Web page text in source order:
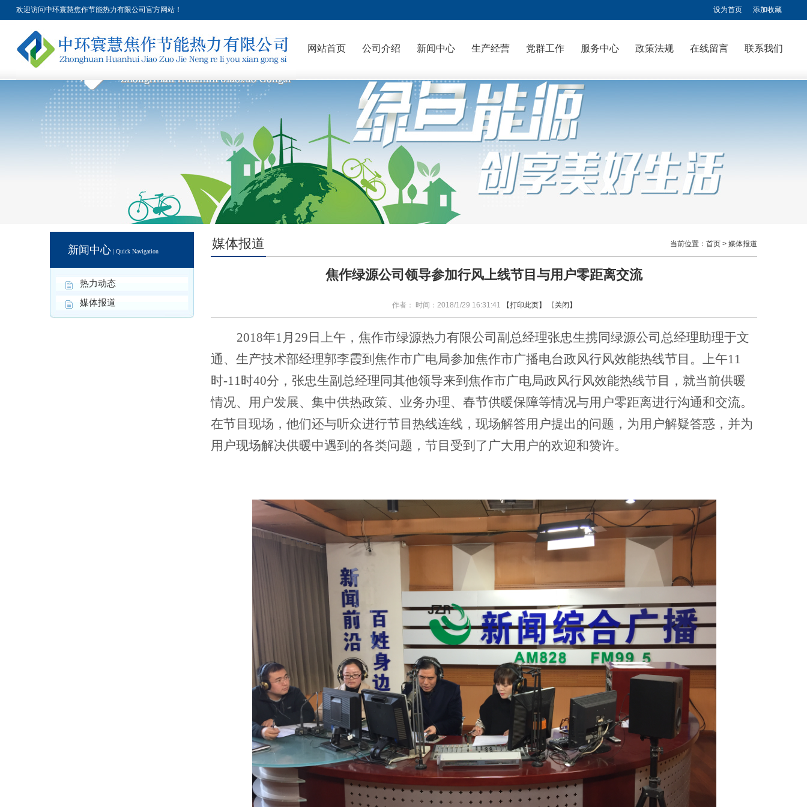
欢迎访问中环寰慧焦作节能热力有限公司官方网站！ 设为首页 添加收藏
网站首页 公司介绍 新闻中心 生产经营 党群工作 服务中心 政策法规 在线留言 联系我们
新闻中心 | Quick Navigation
热力动态
媒体报道
媒体报道 当前位置： 首页 > 媒体报道
焦作绿源公司领导参加行风上线节目与用户零距离交流
作者： 时间：2018/1/29 16:31:41 【打印此页】 【 关闭】
2018年1月29日上午，焦作市绿源热力有限公司副总经理张忠生携同绿源公司总经理助理于文
通、生产技术部经理郭李霞到焦作市广电局参加焦作市广播电台政风行风效能热线节目。上午11
时-11时40分，张忠生副总经理同其他领导来到焦作市广电局政风行风效能热线节目，就当前供暖
情况、用户发展、集中供热政策、业务办理、春节供暖保障等情况与用户零距离进行沟通和交流。
在节目现场，他们还与听众进行节目热线连线，现场解答用户提出的问题，为用户解疑答惑，并为
用户现场解决供暖中遇到的各类问题，节目受到了广大用户的欢迎和赞许。